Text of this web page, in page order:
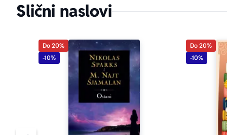
opasnim
seksističkih
shvatate
otkrile ko
„Kalahan
priču od
Slični naslovi
Do 20%
-10%
Do 20%
-10%